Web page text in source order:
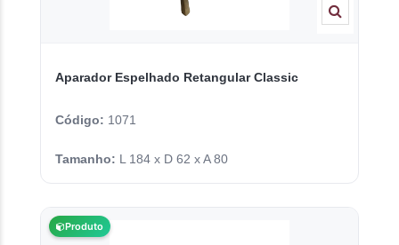
Aparador Espelhado Retangular Classic
Código: 1071
Tamanho: L 184 x D 62 x A 80
Produto